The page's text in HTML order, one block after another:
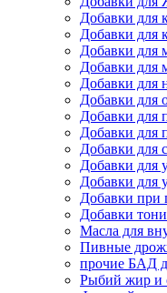
Добавки для
Добавки для
Добавки для
Добавки для
Добавки для
Добавки для
Добавки для
Добавки для
Добавки для
Добавки для
Добавки для
Добавки при
Добавки
Масла для
Пивные
прочие БАД
Рыбий жир и